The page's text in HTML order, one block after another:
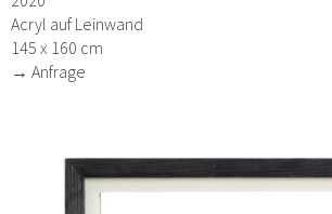
Acryl auf Leinwand
145 x 160 cm
→ Anfrage